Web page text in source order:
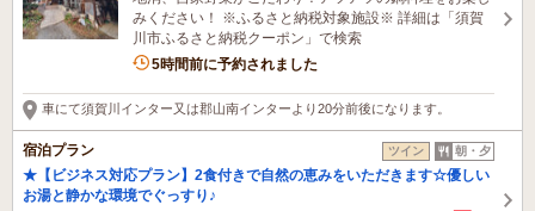
みください！ ※ふるさと納税対象施設※ 詳細は「須賀
川市ふるさと納税クーポン」で検索
5時間前に予約されました
車にて須賀川インター又は郡山南インターより20分前後になります。
宿泊プラン ツイン 朝・夕
★【ビジネス対応プラン】2食付きで自然の恵みをいただきます☆優しい
お湯と静かな環境でぐっすり♪